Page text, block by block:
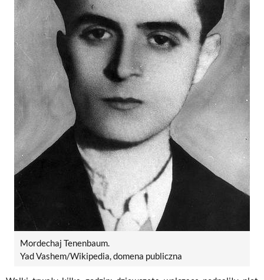
Mordechaj Tenenbaum.
Yad Vashem/Wikipedia, domena publiczna